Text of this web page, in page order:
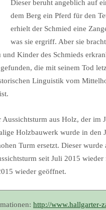
Dieser beruht angeblich auf
dem Berg ein Pferd für den
erhielt der Schmied eine
was sie ergriff. Aber sie
Kinder des Schmieds
die mit seinem Tod
Linguistik vom
aus Holz, der im
Holzbauwerk wurde in den
Turm ersetzt. Dieser
seit Juli 2015
wieder geöffnet.
http://www.hallgarter-